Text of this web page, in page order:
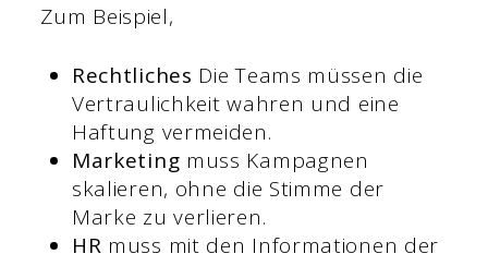
Zum Beispiel,
Rechtliches Die Teams müssen die
Vertraulichkeit wahren und eine
Haftung vermeiden.
Marketing muss Kampagnen
skalieren, ohne die Stimme der
Marke zu verlieren.
HR muss mit den Informationen der